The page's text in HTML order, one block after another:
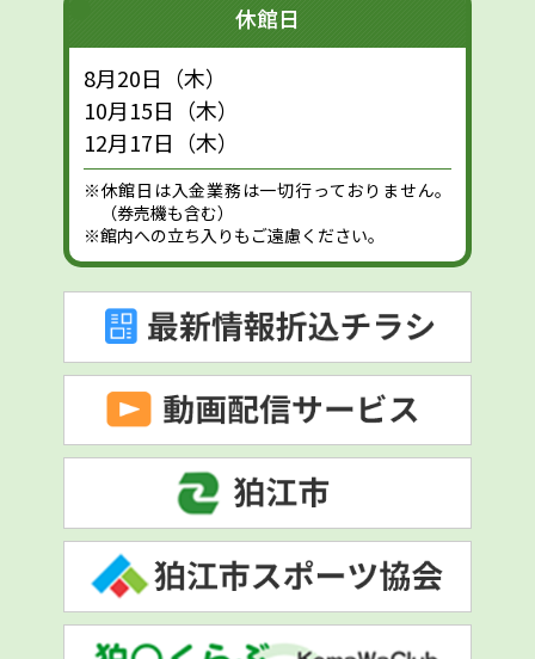
休館日
8月20日（木）
10月15日（木）
12月17日（木）
※休館日は入金業務は一切行っておりません。
（券売機も含む）
※館内への立ち入りもご遠慮ください。